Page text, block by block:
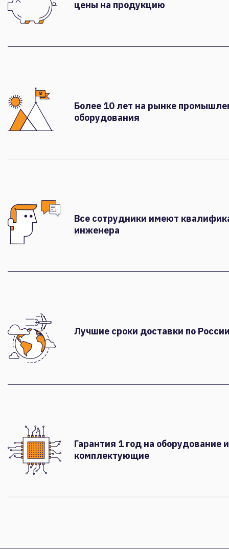
цены на продукцию
Более 10 лет на рынке
оборудования
Все сотрудники имеют
инженера
Лучшие сроки доставки по
Гарантия 1 год на оборудование и
комплектующие